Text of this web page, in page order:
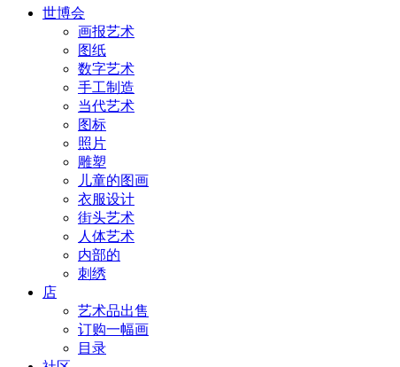
世博会
画报艺术
图纸
数字艺术
手工制造
当代艺术
图标
照片
雕塑
儿童的图画
衣服设计
街头艺术
人体艺术
内部的
刺绣
店
艺术品出售
订购一幅画
目录